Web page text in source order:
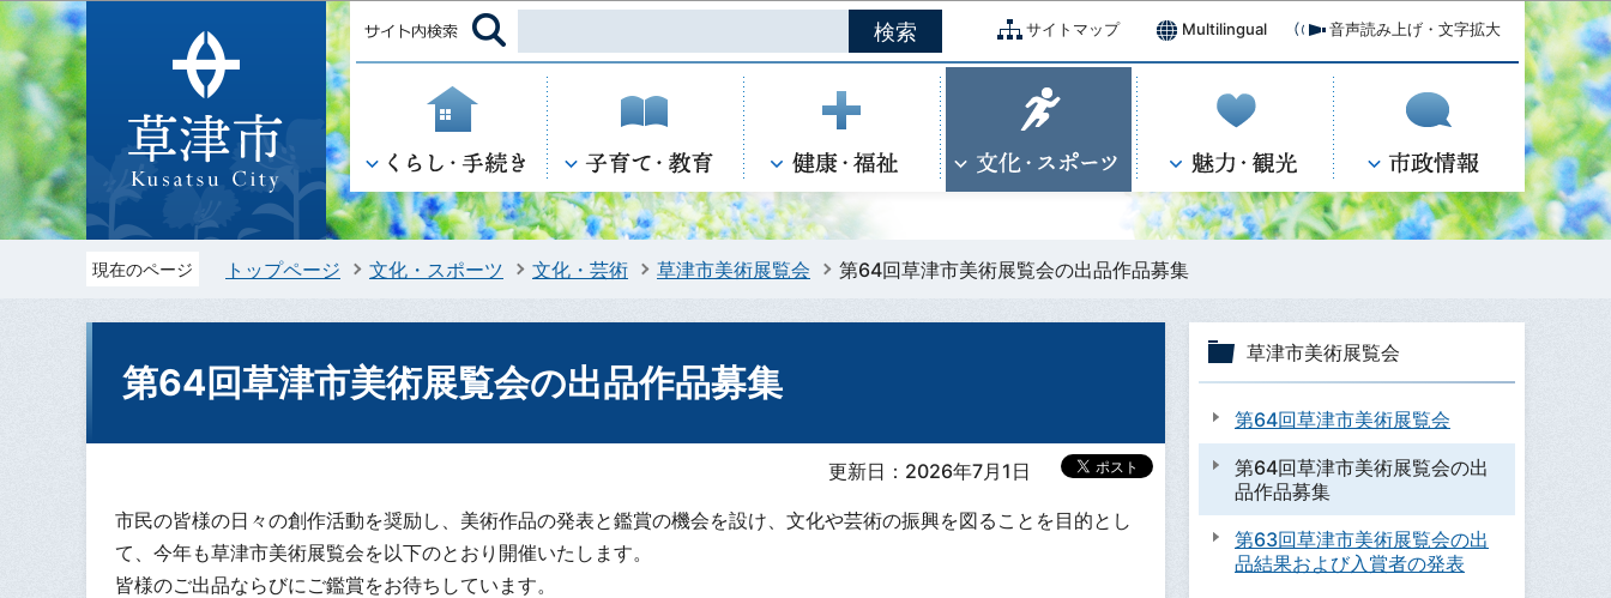
このページの本文へ移動
サイトマップ Multilingual 音声読み上げ・文字拡大
現在のページ トップページ 文化・スポーツ 文化・芸術 草津市美術展覧会 第64回草津市美術展覧会の出品作品募集
第64回草津市美術展覧会の出品作品募集
更新日：2026年7月1日
市民の皆様の日々の創作活動を奨励し、美術作品の発表と鑑賞の機会を設け、文化や芸術の振興を図ることを目的とし
て、今年も草津市美術展覧会を以下のとおり開催いたします。
皆様のご出品ならびにご鑑賞をお待ちしています。
草津市美術展覧会
第64回草津市美術展覧会
第64回草津市美術展覧会の出
品作品募集
第63回草津市美術展覧会の出
品結果および入賞者の発表